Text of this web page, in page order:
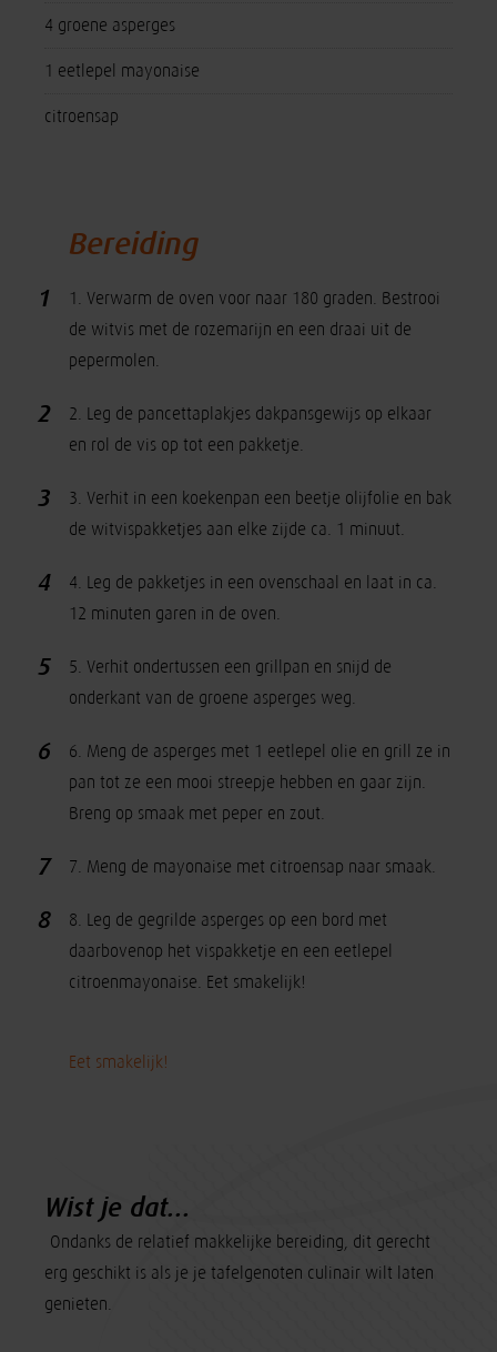
4 groene asperges
1 eetlepel mayonaise
citroensap
Bereiding
1
1. Verwarm de oven voor naar 180 graden. Bestrooi
de witvis met de rozemarijn en een draai uit de
pepermolen.
2
2. Leg de pancettaplakjes dakpansgewijs op elkaar
en rol de vis op tot een pakketje.
3
3. Verhit in een koekenpan een beetje olijfolie en bak
de witvispakketjes aan elke zijde ca. 1 minuut.
4
4. Leg de pakketjes in een ovenschaal en laat in ca.
12 minuten garen in de oven.
5
5. Verhit ondertussen een grillpan en snijd de
onderkant van de groene asperges weg.
6
6. Meng de asperges met 1 eetlepel olie en grill ze in
pan tot ze een mooi streepje hebben en gaar zijn.
Breng op smaak met peper en zout.
7 7. Meng de mayonaise met citroensap naar smaak.
8
8. Leg de gegrilde asperges op een bord met
daarbovenop het vispakketje en een eetlepel
citroenmayonaise. Eet smakelijk!
Eet smakelijk!
Wist je dat...
-Ondanks de relatief makkelijke bereiding, dit gerecht
erg geschikt is als je je tafelgenoten culinair wilt laten
genieten.